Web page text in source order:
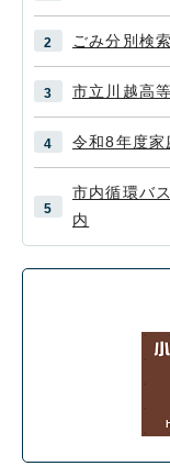
ごみ分別検索
市立川越高
令和8年度家
市内循環バ
内